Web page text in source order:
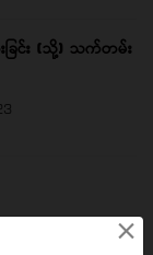
×
ြင်း (သို့) သက်တမ်း